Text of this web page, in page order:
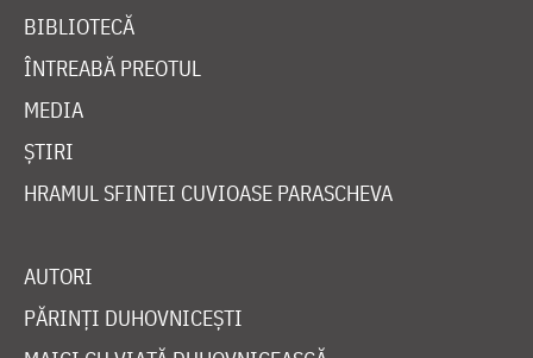
BIBLIOTECĂ
ÎNTREABĂ PREOTUL
MEDIA
ȘTIRI
HRAMUL SFINTEI CUVIOASE PARASCHEVA
AUTORI
PĂRINȚI DUHOVNICEȘTI